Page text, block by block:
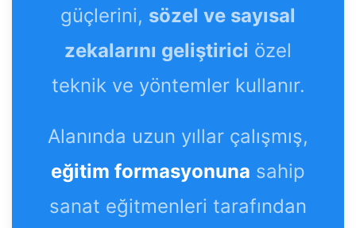
güçlerini, sözel ve sayısal
zekalarını geliştirici özel
teknik ve yöntemler kullanır.
Alanında uzun yıllar çalışmış,
eğitim formasyonuna sahip
sanat eğitmenleri tarafından